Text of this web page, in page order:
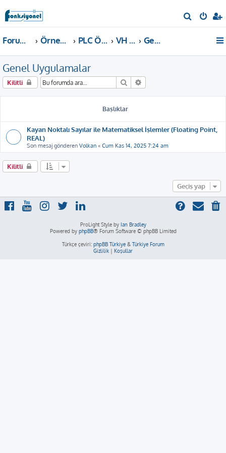
r
Forum ana sayfa Örnekler ve Dokümanlar PLC Örnekleri VH PLC Genel Uygulamalar
Genel Uygulamalar
Kilitli Ara
Başlıklar
Kayan Noktalı Sayılar ile Matematiksel İşlemler (Floating Point,
REAL)
Son mesaj gönderen Volkan « Cum Kas 14, 2025 7:24 am
Kilitli
Geçiş yap
ProLight Style by Ian Bradley
Powered by phpBB® Forum Software © phpBB Limited
Türkçe çeviri: phpBB Türkiye& Türkiye Forum
Gizlilik | Koşullar